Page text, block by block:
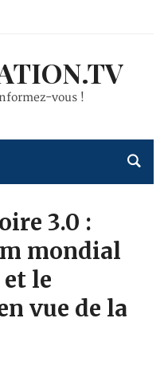
vous !
3.0 :
mondial
le
vue de la